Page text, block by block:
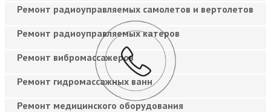
Ремонт радиоуправляемых самолетов и вертолетов
Ремонт радиоуправляемых катеров
Ремонт вибромассажеров
Ремонт гидромассажных ванн
Ремонт медицинского оборудования